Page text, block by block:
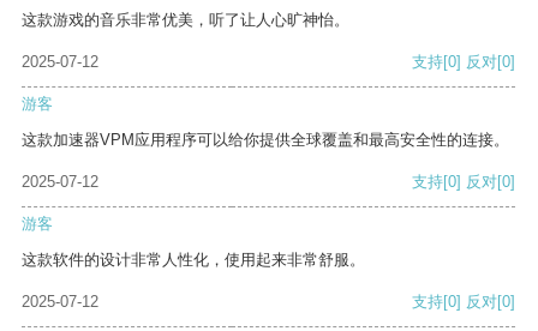
这款游戏的音乐非常优美，听了让人心旷神怡。
2025-07-12 支持[0] 反对[0]
游客
这款加速器VPM应用程序可以给你提供全球覆盖和最高安全性的连接。
2025-07-12 支持[0] 反对[0]
游客
这款软件的设计非常人性化，使用起来非常舒服。
2025-07-12 支持[0] 反对[0]